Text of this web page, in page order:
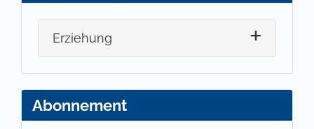
Erziehung
Abonnement